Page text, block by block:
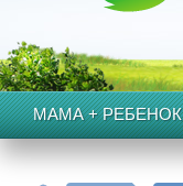
МАМА + РЕБЕНОК